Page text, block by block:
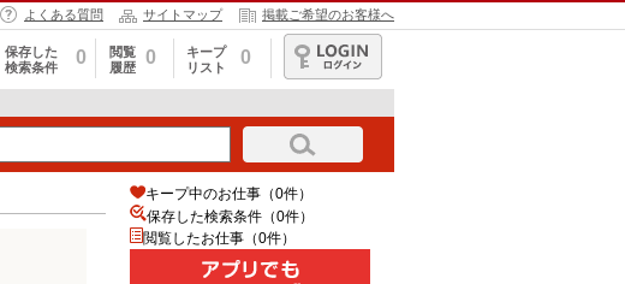
よくある質問 サイトマップ 掲載ご希望のお客様へ
保存した
検索条件
0
閲覧
履歴
0
キープ
リスト
0
ログイン
キープ中のお仕事（0件）
保存した検索条件（0件）
閲覧したお仕事（0件）